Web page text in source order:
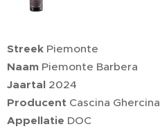
Streek Piemonte
Naam Piemonte Barbera
Jaartal 2024
Producent Cascina Ghercina
Appellatie DOC